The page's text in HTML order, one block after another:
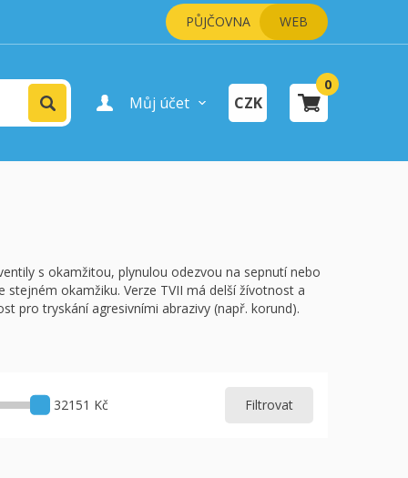
PŮJČOVNA WEB
Vyhledat
Můj účet
Přihlášení uživatele
CZK
0
s okamžitou, plynulou odezvou na sepnutí nebo
okamžiku. Verze TVII má delší žívotnost a
pro tryskání agresivními abrazivy (např. korund).
32151 Kč Filtrovat